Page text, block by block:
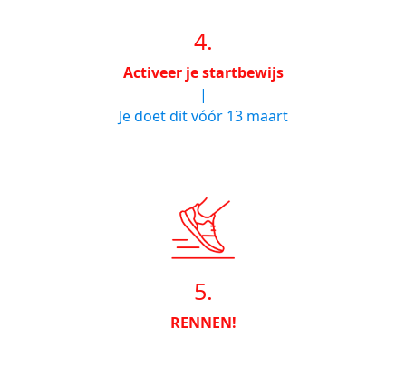
4.
Activeer je startbewijs
|
Je doet dit vóór 13 maart
5.
RENNEN!